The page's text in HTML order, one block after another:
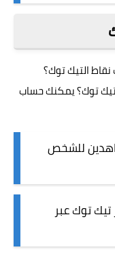
التيك توك؟
توك؟ يمكنك حساب
للشخص
توك عبر